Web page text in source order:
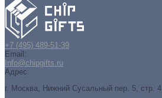
+7 (495) 489-51-39
Email:
Info@chipgifts.ru
Адрес:
г. Москва, Нижний Сусальный пер. 5, стр. 4